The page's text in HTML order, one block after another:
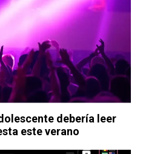
debería leer
este verano